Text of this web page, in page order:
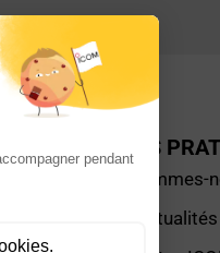
INFOS
Qui sommes-
Nos actualités